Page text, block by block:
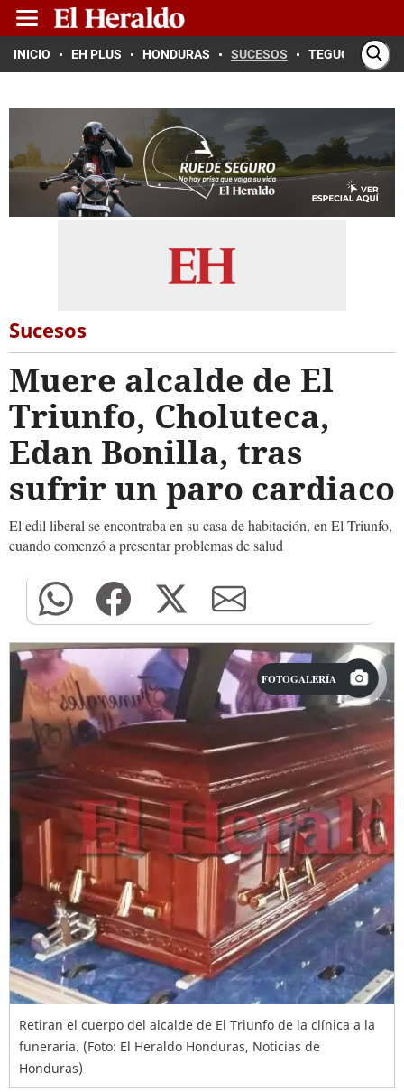
INICIO EH PLUS HONDURAS SUCESOS TEGUCIGALPA
Sucesos
Muere alcalde de El
Triunfo, Choluteca,
Edan Bonilla, tras
sufrir un paro cardiaco
El edil liberal se encontraba en su casa de habitación, en El Triunfo,
cuando comenzó a presentar problemas de salud
FOTOGALERÍA
Retiran el cuerpo del alcalde de El Triunfo de la clínica a la
funeraria. (Foto: El Heraldo Honduras, Noticias de
Honduras)